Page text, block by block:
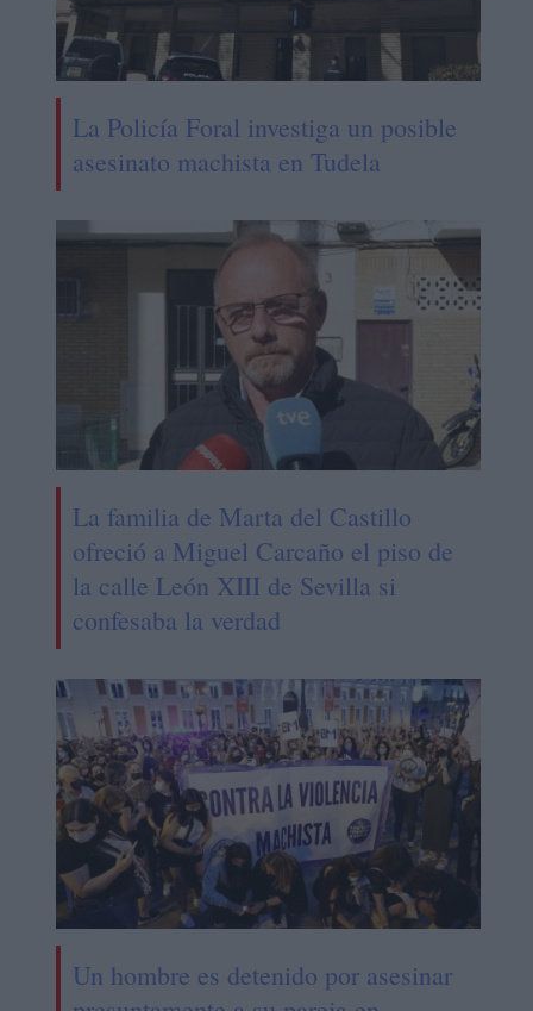
La Policía Foral investiga un posible
asesinato machista en Tudela
La familia de Marta del Castillo
ofreció a Miguel Carcaño el piso de
la calle León XIII de Sevilla si
confesaba la verdad
Un hombre es detenido por asesinar